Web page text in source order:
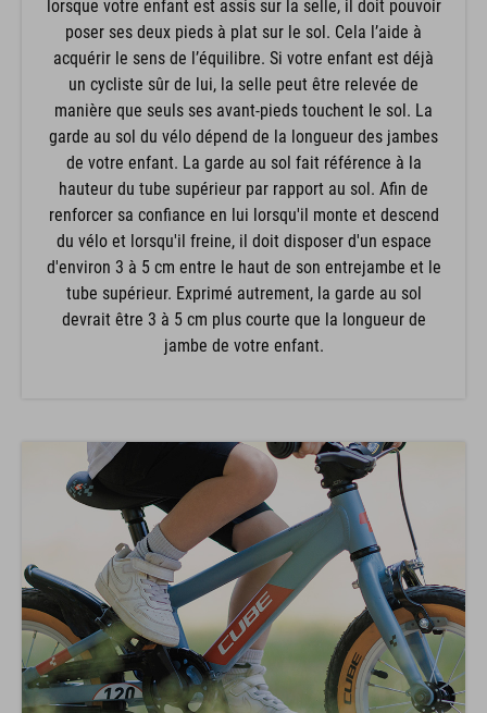
lorsque votre enfant est assis sur la selle, il doit pouvoir
poser ses deux pieds à plat sur le sol. Cela l’aide à
acquérir le sens de l’équilibre. Si votre enfant est déjà
un cycliste sûr de lui, la selle peut être relevée de
manière que seuls ses avant-pieds touchent le sol. La
garde au sol du vélo dépend de la longueur des jambes
de votre enfant. La garde au sol fait référence à la
hauteur du tube supérieur par rapport au sol. Afin de
renforcer sa confiance en lui lorsqu'il monte et descend
du vélo et lorsqu'il freine, il doit disposer d'un espace
d'environ 3 à 5 cm entre le haut de son entrejambe et le
tube supérieur. Exprimé autrement, la garde au sol
devrait être 3 à 5 cm plus courte que la longueur de
jambe de votre enfant.